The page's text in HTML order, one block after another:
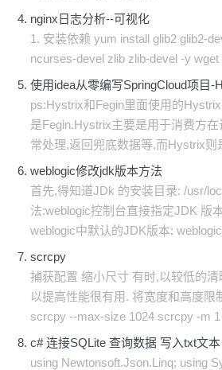
nginx日志分析--可视化
1. 安装依赖 yum install glib2 glib2-
ncurses-devel zlib zlib-devel -y wget
使用idea从零编写SpringCloud项目-
ps:Hystrix和Fegin里面使用的
是Fegin.Hystrix主要是用于消费方
常处理,返回兜底数据等,而Hystrix则
weblogic修改jdk版本方法
首先,得知道JDk 的安装目录: /usr/
法:weblogic控制台直接指定JDK 版
weblogic中默认的JDK版本:
scrcpy
捕获配置 缩小尺寸 有时,以较低的
以提高性能很有用. 将宽度和高度限
scrcpy --max-size 1024 scrcpy -m 1
c# 连接SQLite 查询数据 写入txt文本
using Newtonsoft.Json.Linq; using